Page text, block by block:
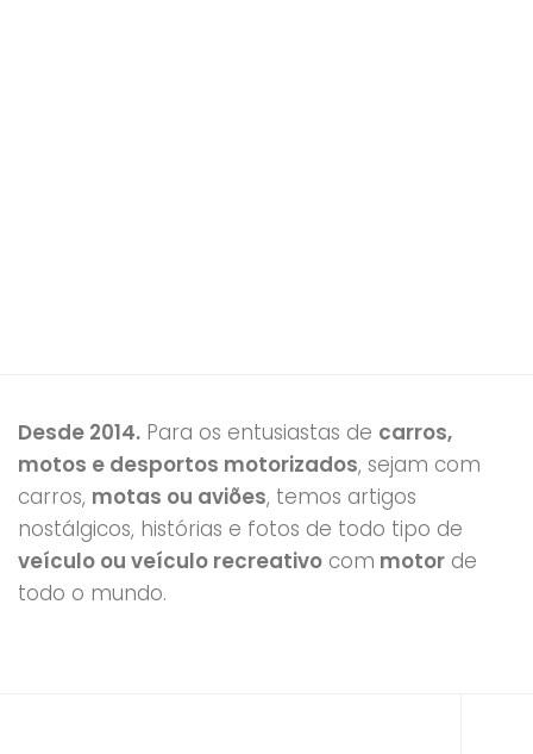
Desde 2014. Para os entusiastas de carros,
motos e desportos motorizados, sejam com
carros, motas ou aviões, temos artigos
nostálgicos, histórias e fotos de todo tipo de
veículo ou veículo recreativo com motor de
todo o mundo.